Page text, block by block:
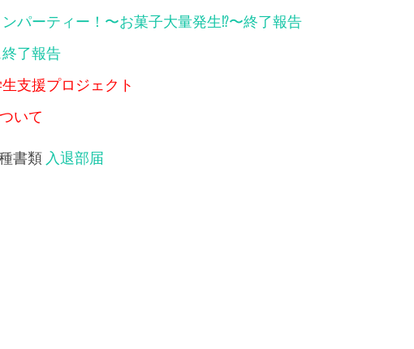
パーティー！〜お菓子大量発生⁉︎〜終了報告
了報告
支援プロジェクト
いて
書類 入退部届